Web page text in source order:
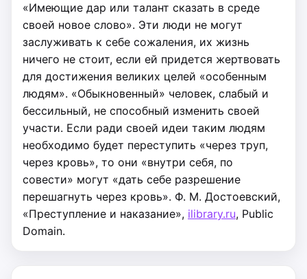
«Имеющие дар или талант сказать в среде
своей новое слово». Эти люди не могут
заслуживать к себе сожаления, их жизнь
ничего не стоит, если ей придется жертвовать
для достижения великих целей «особенным
людям». «Обыкновенный» человек, слабый и
бессильный, не способный изме­нить своей
участи. Если ради своей идеи таким людям
необходимо бу­дет переступить «через труп,
через кровь», то они «внутри себя, по
совести» могут «дать себе разре­шение
перешагнуть через кровь». Ф. М. Достоевский,
«Преступление и наказание», ilibrary.ru, Public
Domain.